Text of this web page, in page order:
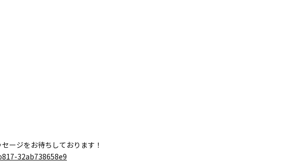
ージをお待ちしております！
32ab738658e9